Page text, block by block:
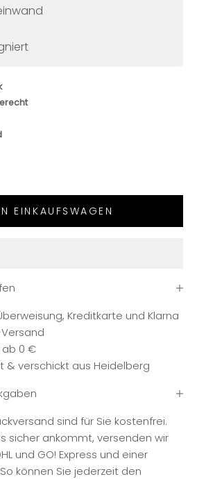
EINKAUFSWAGEN
Kreditkarte und Klarna
ab 0 €
& verschickt aus Heidelberg
sind für Sie kostenfrei.
sicher ankommt, versenden wir
und GO! Express und einer
können Sie jederzeit den